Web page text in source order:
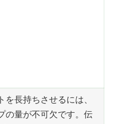
長持ちさせるには、
の量が不可欠です。伝